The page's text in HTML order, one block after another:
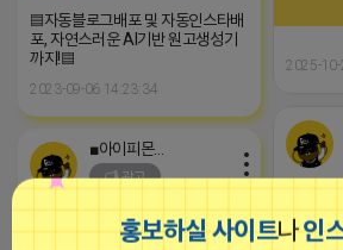
홍보하실 사이트나인
▤자동블로그배포 및 자동인스타배
포, 자연스러운 AI기반 원고생성기
까지!▤
2023-09-06 14:23:34
2025-
■아이피몬스터■
광고